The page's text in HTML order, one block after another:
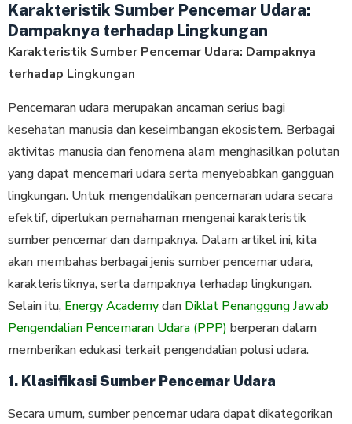
Karakteristik Sumber Pencemar Udara:
Dampaknya terhadap Lingkungan
Karakteristik Sumber Pencemar Udara: Dampaknya
terhadap Lingkungan
Pencemaran udara merupakan ancaman serius bagi
kesehatan manusia dan keseimbangan ekosistem. Berbagai
aktivitas manusia dan fenomena alam menghasilkan polutan
yang dapat mencemari udara serta menyebabkan gangguan
lingkungan. Untuk mengendalikan pencemaran udara secara
efektif, diperlukan pemahaman mengenai karakteristik
sumber pencemar dan dampaknya. Dalam artikel ini, kita
akan membahas berbagai jenis sumber pencemar udara,
karakteristiknya, serta dampaknya terhadap lingkungan.
Selain itu, Energy Academydan Diklat Penanggung Jawab
Pengendalian Pencemaran Udara (PPP) berperan dalam
memberikan edukasi terkait pengendalian polusi udara.
1. Klasifikasi Sumber Pencemar Udara
Secara umum, sumber pencemar udara dapat dikategorikan